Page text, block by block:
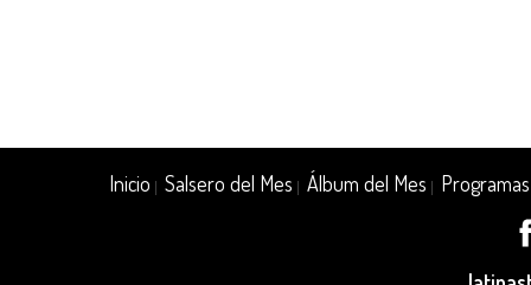
Inicio |Salsero del Mes |Álbum del Mes Programas